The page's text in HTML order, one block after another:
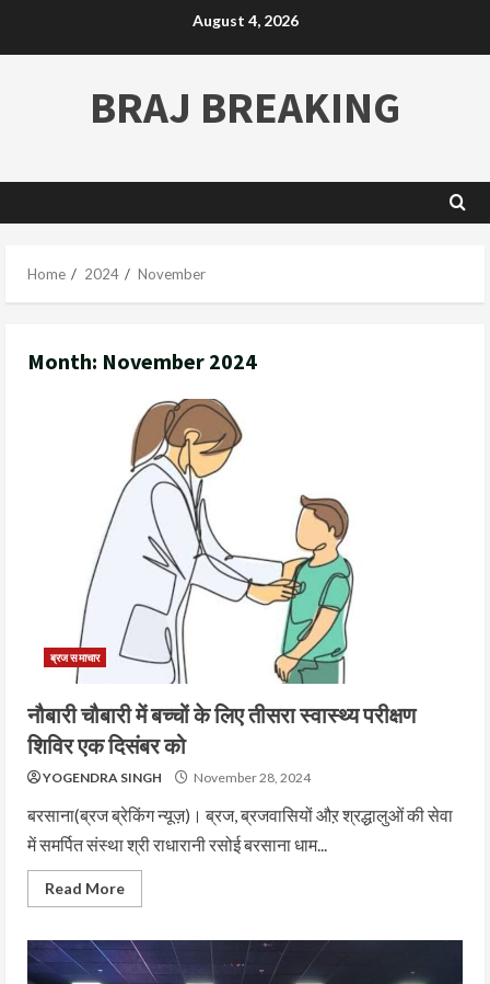
August 4, 2026
BRAJ BREAKING
Home 2024 November
Month: November 2024
ब्रज समाचार
नौबारी चौबारी में बच्चों के लिए तीसरा स्वास्थ्य परीक्षण
शिविर एक दिसंबर को
YOGENDRA SINGH November 28, 2024
बरसाना(ब्रज ब्रेकिंग न्यूज़)। ब्रज, ब्रजवासियों औऱ श्रद्धालुओं की सेवा
में समर्पित संस्था श्री राधारानी रसोई बरसाना धाम...
Read More